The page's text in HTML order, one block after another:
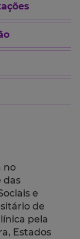
no
das
e
de
pela
Estados